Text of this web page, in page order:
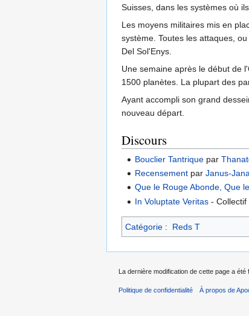
Suisses, dans les systèmes où
Les moyens militaires mis en
système. Toutes les attaques,
Del Sol'Enys.
Une semaine après le début de
1500 planètes. La plupart des
Ayant accompli son grand
nouveau départ.
Discours
Bouclier Tantrique par
Recensement parJanus-Jana
Que le Rouge Abonde, Que
In Voluptate Veritas - Collectif
Catégorie : Reds T
La dernière modification de cette page a
Politique de confidentialité À propos de